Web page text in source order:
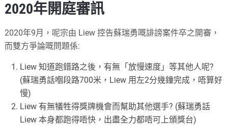
2020年開庭審訊
2020年9月，呢宗由 Liew 控告蘇瑞勇嘅誹謗案件卒之開審，
而雙方爭論嘅問題係:
Liew 知道跑錯路之後，有無「放慢速度」等其他人呢?
(蘇瑞勇話嗰段路700米，Liew 用左2分幾鐘完成，唔算好
慢)
Liew 有無犠牲得獎牌機會而幫助其他選手? (蘇瑞勇話
Liew 本身都跑得唔快，出盡全力都唔可上頒獎台)